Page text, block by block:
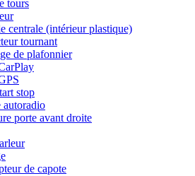
tours
centrale (intérieur plastique)
tournant
de plafonnier
stop
autoradio
porte avant droite
de capote